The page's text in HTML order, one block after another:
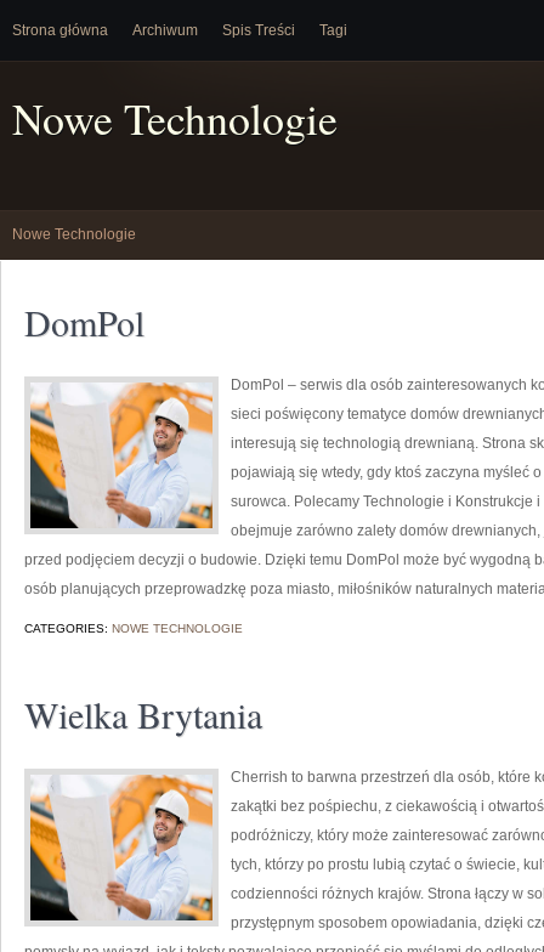
Strona główna Archiwum Spis Treści Tagi
Nowe Technologie
Nowe Technologie
DomPol
DomPol – serwis dla osób zainteresowanych
sieci poświęcony tematyce domów
interesują się technologią drewnianą. Strona
pojawiają się wtedy, gdy ktoś zaczyna myśleć
surowca. Polecamy Technologie i Konstrukcje
obejmuje zarówno zalety domów
przed podjęciem decyzji o budowie. Dzięki temu DomPol może być wygodną
osób planujących przeprowadzkę poza miasto, miłośników naturalnych
CATEGORIES: NOWE TECHNOLOGIE
Wielka Brytania
Cherrish to barwna przestrzeń dla osób, które
zakątki bez pośpiechu, z ciekawością i
podróżniczy, który może zainteresować
tych, którzy po prostu lubią czytać o świecie,
codzienności różnych krajów. Strona łączy w
przystępnym sposobem opowiadania, dzięki